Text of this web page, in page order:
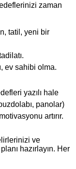
zaman
tatil, yeni bir
ev sahibi olma.
yazılı hale
panolar)
artırır.
ve
hazırlayın. Her